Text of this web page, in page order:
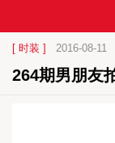
[ 时装 ] 2016-08-11
264期男朋友